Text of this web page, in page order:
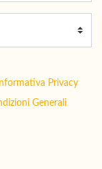
Informativa Privacy
Generali